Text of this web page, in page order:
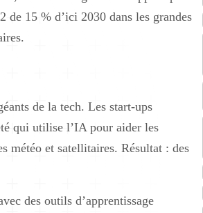
de 15 % d’ici 2030 dans les grandes
de la tech. Les start-ups
qui utilise l’IA pour aider les
météo et satellitaires. Résultat : des
des outils d’apprentissage